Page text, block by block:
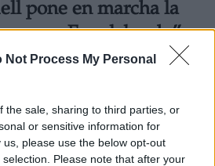
Not Process My Personal
the sale, sharing to third parties, or
or sensitive information for
please use the below opt-out
Please note that after your
pone en marcha la
en Fuenlabrada”
al pequeño comercio
link